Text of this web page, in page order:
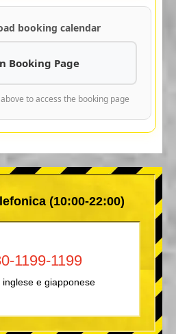
booking calendar
Booking Page
to access the booking page
(10:00-22:00)
1199-1199
e giapponese